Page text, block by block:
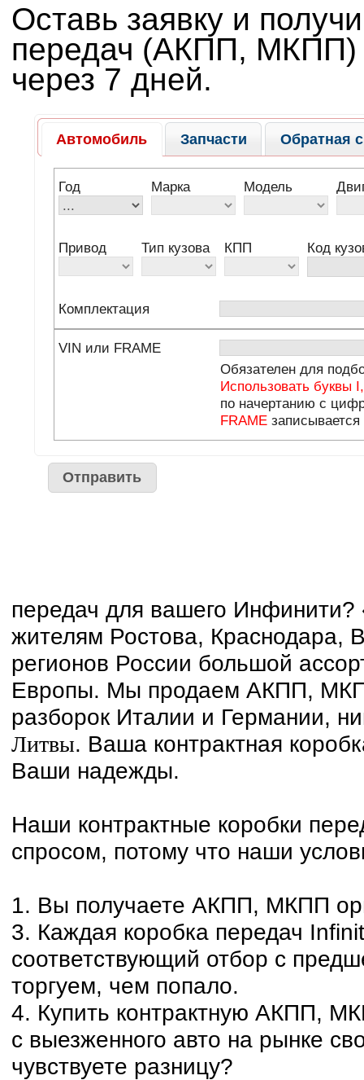
Оставь заявку и
передач (АКПП, МКПП)
через 7 дней.
передач для вашего Инфинити?
жителям Ростова, Краснодара,
регионов России большой
Европы. Мы продаем АКПП,
разборок Италии и Германии,
Литвы. Ваша контрактная
Ваши надежды.
Наши контрактные коробки
спросом, потому что наши
1. Вы получаете АКПП, МКПП
3. Каждая коробка передач
соответствующий отбор с
торгуем, чем попало.
4. Купить контрактную АКПП,
с выезженного авто на рынке
чувствуете разницу?